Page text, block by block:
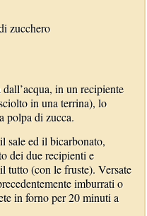
zucchero
in un recipiente
in una terrina), lo
polpa di zucca.
sale ed il bicarbonato,
dei due recipienti e
tutto (con le fruste). Versate
imburrati o
in forno per 20 minuti a